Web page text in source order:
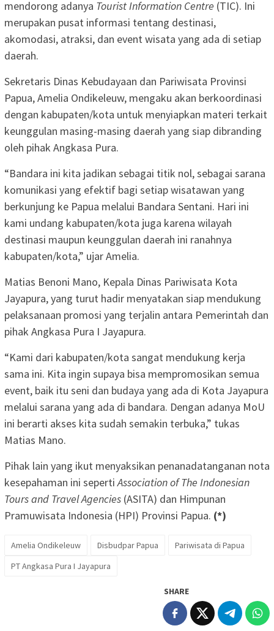
mendorong adanya Tourist Information Centre (TIC). Ini
merupakan pusat informasi tentang destinasi,
akomodasi, atraksi, dan event wisata yang ada di setiap
daerah.
Sekretaris Dinas Kebudayaan dan Pariwisata Provinsi
Papua, Amelia Ondikeleuw, mengaku akan berkoordinasi
dengan kabupaten/kota untuk menyiapkan materi terkait
keunggulan masing-masing daerah yang siap dibranding
oleh pihak Angkasa Pura.
“Bandara ini kita jadikan sebagai titik nol, sebagai sarana
komunikasi yang efektif bagi setiap wisatawan yang
berkunjung ke Papua melalui Bandara Sentani. Hari ini
kami undang kabupaten/kota juga karena wilayah
destinasi maupun keunggulan daerah ini ranahnya
kabupaten/kota,” ujar Amelia.
Matias Benoni Mano, Kepala Dinas Pariwisata Kota
Jayapura, yang turut hadir menyatakan siap mendukung
pelaksanaan promosi yang terjalin antara Pemerintah dan
pihak Angkasa Pura I Jayapura.
“Kami dari kabupaten/kota sangat mendukung kerja
sama ini. Kita ingin supaya bisa mempromosikan semua
event, baik itu seni dan budaya yang ada di Kota Jayapura
melalui sarana yang ada di bandara. Dengan adanya MoU
ini berarti akses kita sudah semakin terbuka,” tukas
Matias Mano.
Pihak lain yang ikut menyaksikan penanadatanganan nota
kesepahaman ini sepertiAssociation of The Indonesian
Tours and Travel Agencies (ASITA) dan Himpunan
Pramuwisata Indonesia (HPI) Provinsi Papua. (*)
Amelia Ondikeleuw Disbudpar Papua
Pariwisata di Papua
PT Angkasa Pura I Jayapura
SHARE